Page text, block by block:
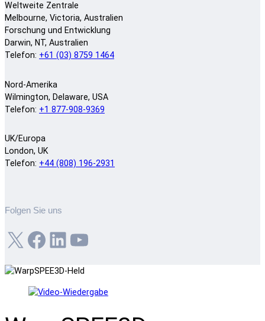
Weltweite Zentrale
Melbourne, Victoria, Australien
Forschung und Entwicklung
Darwin, NT, Australien
Telefon: +61 (03) 8759 1464
Nord-Amerika
Wilmington, Delaware, USA
Telefon: +1 877-908-9369
UK/Europa
London, UK
Telefon: +44 (808) 196-2931
Folgen Sie uns
X Facebook LinkedIn YouTube